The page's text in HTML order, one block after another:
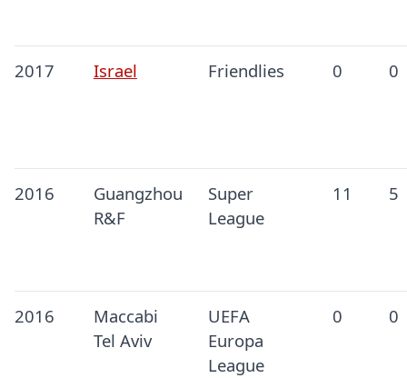
2017 Israel Friendlies 0 0
2016
Guangzhou
R&F
Super
League
11 5
2016
Maccabi
Tel Aviv
UEFA
Europa
League
0 0